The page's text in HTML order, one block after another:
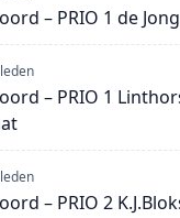
– PRIO 1 de
– PRIO 1
– PRIO 2